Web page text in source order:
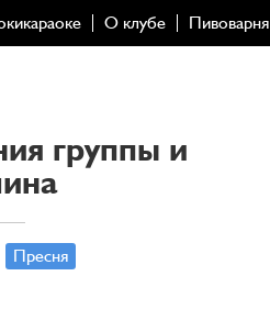
О клубе Пивоварня
группы и
Пресня